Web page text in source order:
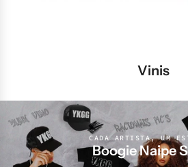
Vinis
Boogie Naipe
CADA ARTISTA, UM